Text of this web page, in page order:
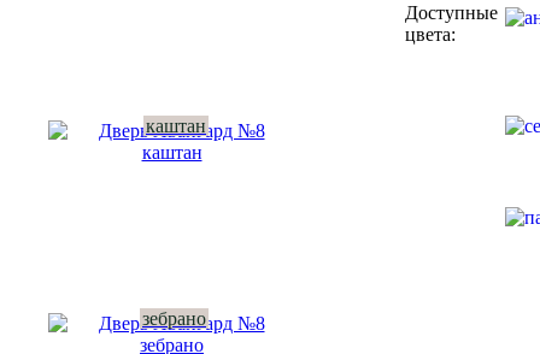
каштан
зебрано
Доступные
цвета: